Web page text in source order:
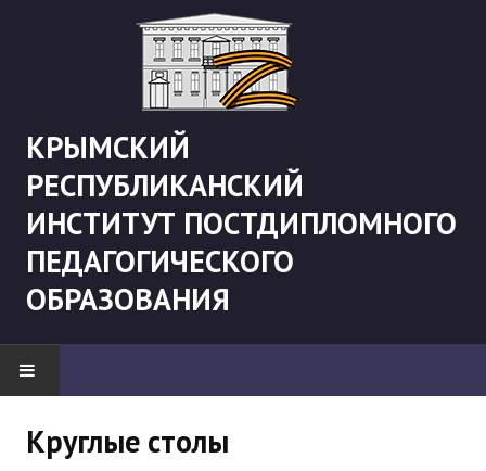
КРЫМСКИЙ
РЕСПУБЛИКАНСКИЙ
ИНСТИТУТ ПОСТДИПЛОМНОГО
ПЕДАГОГИЧЕСКОГО
ОБРАЗОВАНИЯ
Круглые столы